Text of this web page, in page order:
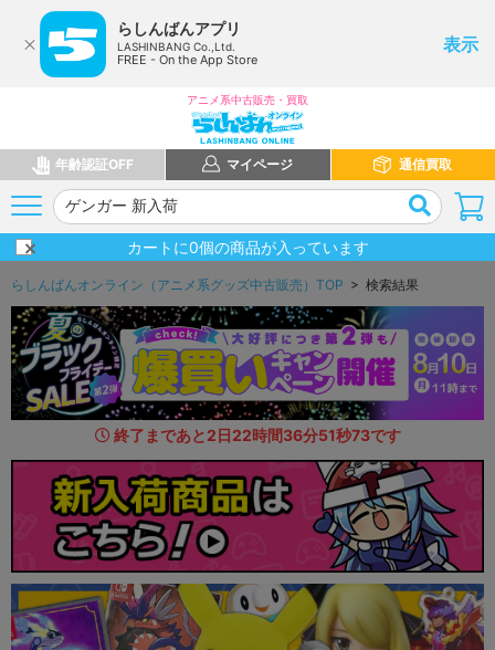
らしんばんアプリ
LASHINBANG Co.,Ltd.
FREE - On the App Store
表示
アニメ系中古販売・買取
年齢認証OFF マイページ 通信買取
カートに0個の商品が入っています
らしんばんオンライン（アニメ系グッズ中古販売）TOP > 検索結果
終了まであと2日22時間36分50秒33です